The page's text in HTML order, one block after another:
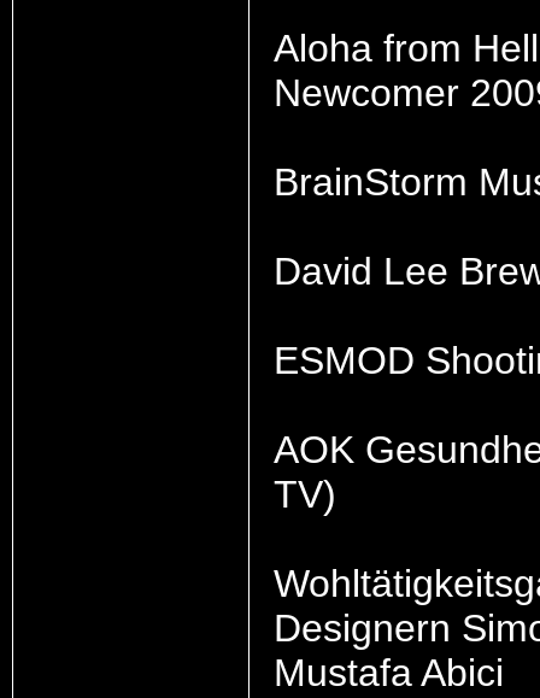
Aloha from
Newcomer
BrainStorm
David Lee
ESMOD
AOK
TV)
Designern
Mustafa Abici